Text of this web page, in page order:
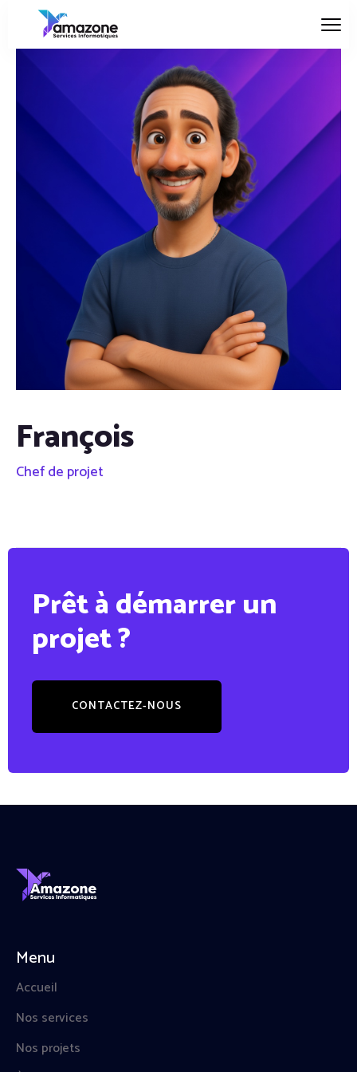
François
Chef de projet
Prêt à démarrer un
projet ?
CONTACTEZ-NOUS
Menu
Accueil
Nos services
Nos projets